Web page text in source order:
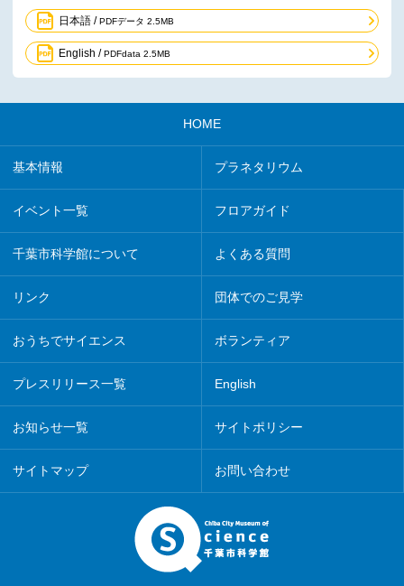
日本語 /PDFデータ 2.5MB
English /PDFdata 2.5MB
HOME
基本情報 プラネタリウム
イベント一覧 フロアガイド
千葉市科学館について よくある質問
リンク 団体でのご見学
おうちでサイエンス ボランティア
プレスリリース一覧 English
お知らせ一覧 サイトポリシー
サイトマップ お問い合わせ